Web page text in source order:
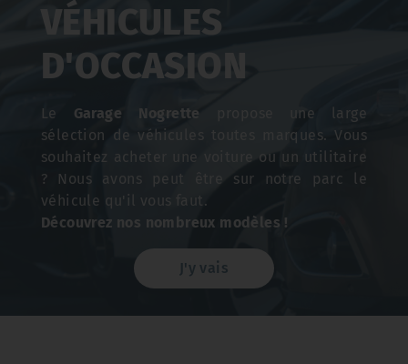
VÉHICULES
D'OCCASION
Le Garage Nogrette propose une large
sélection de véhicules toutes marques. Vous
souhaitez acheter une voiture ou un utilitaire
? Nous avons peut être sur notre parc le
véhicule qu'il vous faut.
Découvrez nos nombreux modèles !
J'y vais